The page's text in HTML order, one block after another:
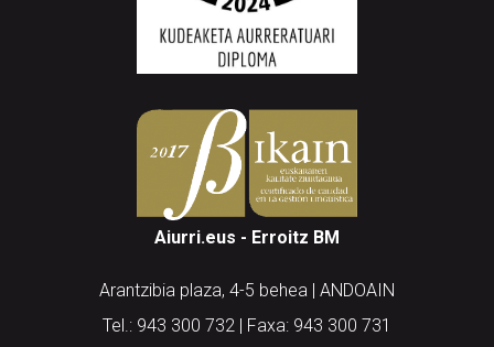
Aiurri.eus - Erroitz BM
Arantzibia plaza, 4-5 behea | ANDOAIN
Tel.: 943 300 732 | Faxa: 943 300 731